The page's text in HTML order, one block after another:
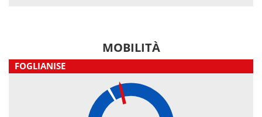
MOBILITÀ
FOGLIANISE